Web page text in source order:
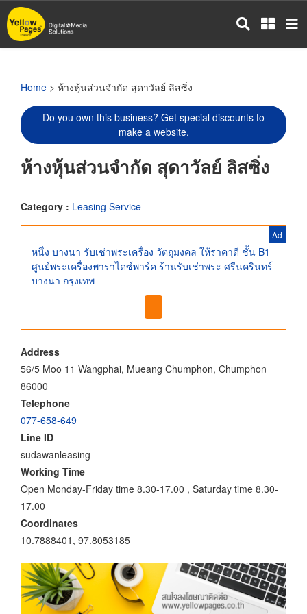
Skip
to
main
Home > ห้างหุ้นส่วนจำกัด สุดาวัลย์ ลิสซิ่ง
Do you own this business? Get special discounts to
make a website.
ห้างหุ้นส่วนจำกัด สุดาวัลย์ ลิสซิ่ง
Category : Leasing Service
Ad
หนึ่ง บางนา รับเช่าพระเครื่อง วัตถุมงคล ให้ราคาดี ชั้น B1
ศูนย์พระเครื่องพาราไดซ์พาร์ค ร้านรับเช่าพระ ศรีนครินทร์
บางนา กรุงเทพ
Address
56/5 Moo 11 Wangphai, Mueang Chumphon, Chumphon
86000
Telephone
077-658-649
Line ID
sudawanleasing
Working Time
Open Monday-Friday time 8.30-17.00 , Saturday time 8.30-
17.00
Coordinates
10.7888401, 97.8053185